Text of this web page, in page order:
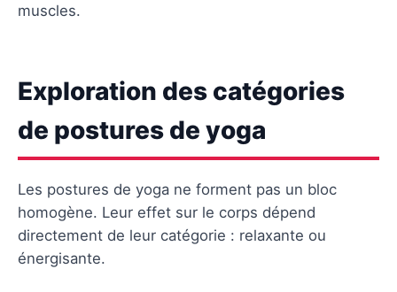
muscles.
Exploration des catégories
de postures de yoga
Les postures de yoga ne forment pas un bloc
homogène. Leur effet sur le corps dépend
directement de leur catégorie : relaxante ou
énergisante.